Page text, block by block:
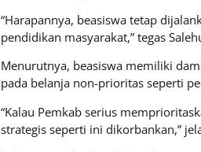
“Harapannya, beasiswa tetap
pendidikan masyarakat,” tegas
Menurutnya, beasiswa memiliki
pada belanja non-prioritas seperti
“Kalau Pemkab serius
strategis seperti ini dikorbankan,”